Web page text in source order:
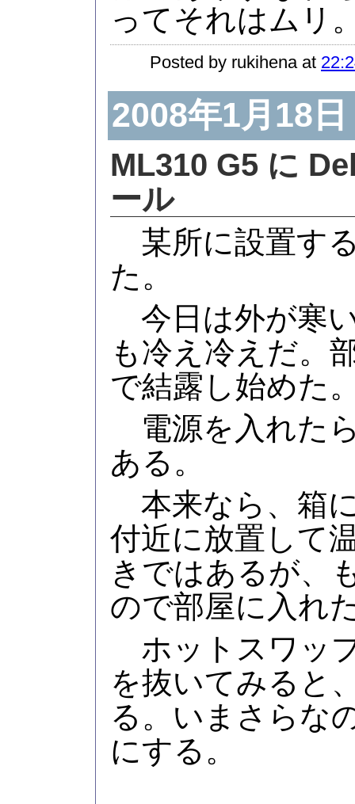
ってそれはムリ
Posted by rukihena at
2008年1月18日
ML310 G5 に
ール
某所に設置す
た。
今日は外が寒
も冷え冷えだ。
で結露し始めた
電源を入れた
ある。
本来なら、箱
付近に放置して
きではあるが、
ので部屋に入れ
ホットスワッ
を抜いてみると
る。いまさらな
にする。